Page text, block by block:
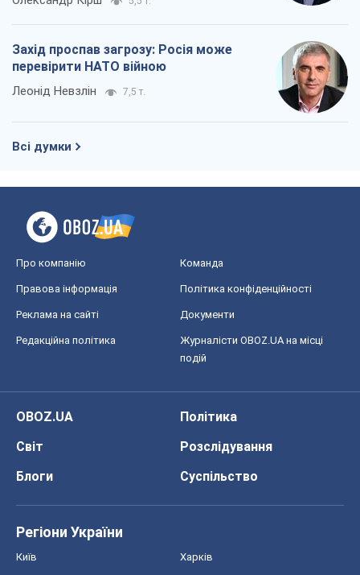
Захід проспав загрозу: Росія може
перевірити НАТО війною
Леонід Невзлін 7,5 т.
Всі думки
Про компанію Команда
Правова інформація Політика конфіденційності
Реклама на сайті Документи
Редакційна політика
Журналісти OBOZ.UA на місці
подій
OBOZ.UA
Політика
Світ
Розслідування
Блоги
Суспільство
Регіони України
Київ Харків